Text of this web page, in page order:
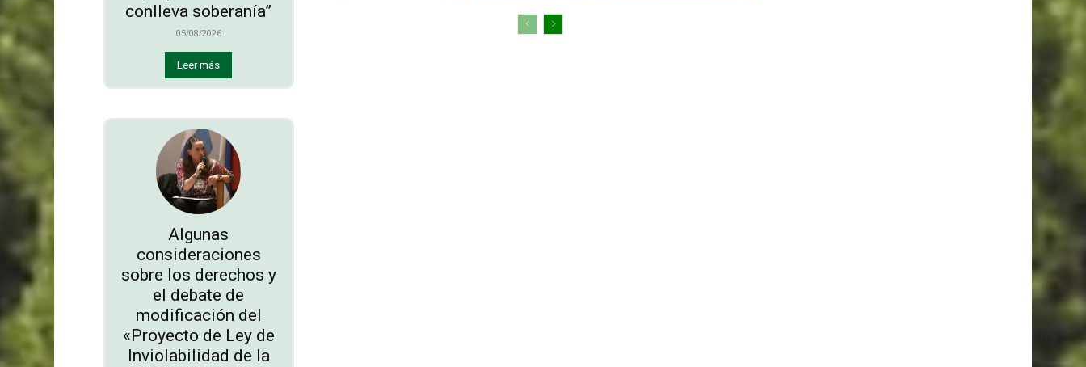
conlleva soberanía”
05/08/2026
Leer más
Algunas
consideraciones
sobre los derechos y
el debate de
modificación del
«Proyecto de Ley de
Inviolabilidad de la